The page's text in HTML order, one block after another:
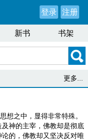
登录 注册
新书 书架
更多...
想之中，显得非常特殊。
神的主宰，佛教却是彻底
的，佛教却又坚决反对唯